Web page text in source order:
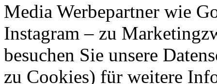
Media Werbepartner wie
Instagram – zu
besuchen Sie unsere
zu Cookies) für weitere